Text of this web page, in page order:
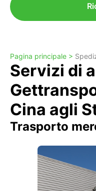
Pagina principale >
Servizi di
Cina agli
Trasporto